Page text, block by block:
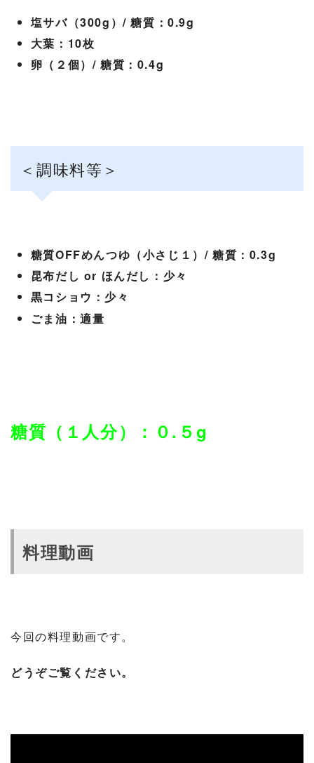
塩サバ（300g）/ 糖質：0.9g
大葉：10枚
卵（２個）/ 糖質：0.4g
＜調味料等＞
糖質OFFめんつゆ（小さじ１）/ 糖質：0.3g
昆布だし or ほんだし：少々
黒コショウ：少々
ごま油：適量
糖質（１人分）：０.５g
料理動画
今回の料理動画です。
どうぞご覧ください。